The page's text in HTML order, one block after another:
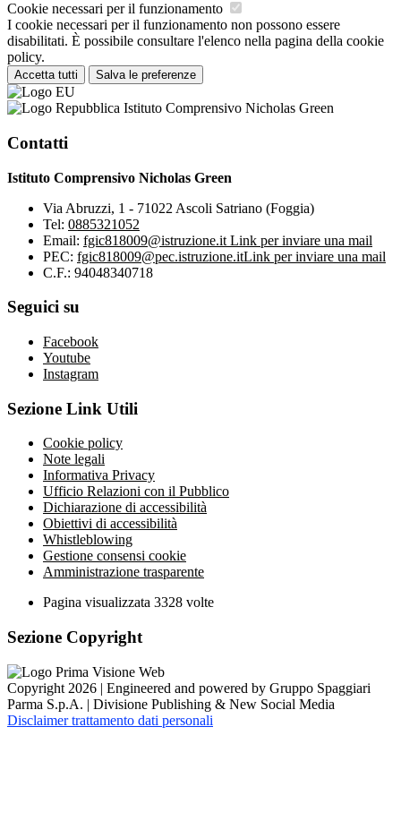
Cookie necessari per il funzionamento
I cookie necessari per il funzionamento non possono essere
disabilitati. È possibile consultare l'elenco nella pagina della cookie
policy.
Accetta tutti Salva le preferenze
Istituto Comprensivo Nicholas Green
Contatti
Istituto Comprensivo Nicholas Green
Via Abruzzi, 1 - 71022 Ascoli Satriano (Foggia)
Tel: 0885321052
Email: fgic818009@istruzione.it Link per inviare una mail
PEC: fgic818009@pec.istruzione.itLink per inviare una mail
C.F.: 94048340718
Seguici su
Facebook
Youtube
Instagram
Sezione Link Utili
Cookie policy
Note legali
Informativa Privacy
Ufficio Relazioni con il Pubblico
Dichiarazione di accessibilità
Obiettivi di accessibilità
Whistleblowing
Gestione consensi cookie
Amministrazione trasparente
Pagina visualizzata 3328 volte
Sezione Copyright
Copyright 2026 | Engineered and powered by Gruppo Spaggiari
Parma S.p.A. | Divisione Publishing & New Social Media
Disclaimer trattamento dati personali